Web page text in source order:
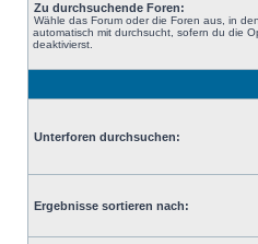
Zu durchsuchende Foren:
Wähle das Forum oder die Foren aus, in
automatisch mit durchsucht, sofern du die
deaktivierst.
Unterforen durchsuchen:
Ergebnisse sortieren nach: